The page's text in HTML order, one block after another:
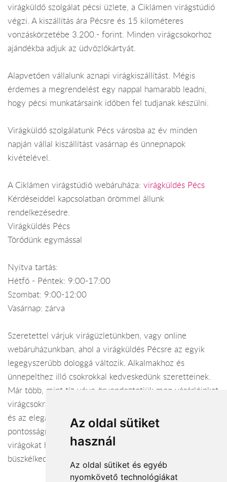
Az oldal sütiket
használ
Az oldal sütiket és egyéb
nyomkövető technológiákat
virágküldő szolgálat pécsi üzlete, a Ciklámen virágstúdió
végzi. A kiszállítás ára Pécsre és 15 kilométeres
vonzáskörzetébe 3.200.- forint. Minden virágcsokorhoz
ajándékba adjuk az üdvözlőkártyát.
Alapvetően vállalunk aznapi virágkiszállítást. Mégis
érdemes a megrendelést egy nappal hamarabb leadni,
hogy pécsi munkatársaink időben fel tudjanak készülni.
Virágküldő szolgálatunk Pécs városba az év minden
napján vállal kiszállítást vasárnap és ünnepnapok
kivételével.
A Ciklámen virágstúdió webáruháza: virágküldés Pécs
Kérdéseiddel kapcsolatban örömmel állunk
rendelkezésedre.
Virágküldés Pécs
Törődünk egymással
Nyitva tartás:
Hétfő - Péntek: 9:00-17:00
Szombat: 9:00-12:00
Vasárnap: zárva
Szeretettel várjuk virágüzletünkben, vagy online
webáruházunkban, ahol a virágküldés Pécsre az egyik
legegyszerűbb dologgá változik. Alkalmakhoz és
ünnepelthez illő csokrokkal kedveskedünk szeretteinek.
Már több, mint tíz véve örvendeztetjük meg vásárlóinkat
virágcsokrainkkal. Munkánkban törekszünk a harmóniára
és az eleganciára, emellett viárágküldés terén a
pontosságra. Kompozícióinkba csak a legfrissebb
virágokat használjuk, ezért igen hosszú váza állósággal
büszkélkedhetünk. Látogasson el hozzánk, megéri!